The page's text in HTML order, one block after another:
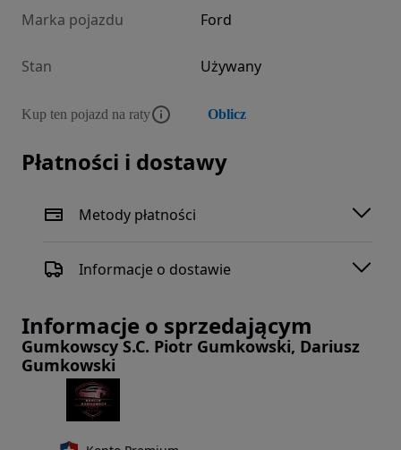
Marka pojazdu Ford
Stan Używany
Kup ten pojazd na raty Oblicz
Płatności i dostawy
Metody płatności
Informacje o dostawie
Informacje o sprzedającym
Gumkowscy S.C. Piotr Gumkowski, Dariusz
Gumkowski